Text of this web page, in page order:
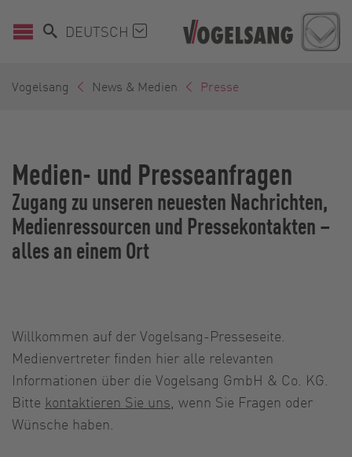
DEUTSCH
Vogelsang News & Medien Presse
Medien- und Presseanfragen
Zugang zu unseren neuesten Nachrichten,
Medienressourcen und Pressekontakten –
alles an einem Ort
Willkommen auf der Vogelsang-Presseseite.
Medienvertreter finden hier alle relevanten
Informationen über die Vogelsang GmbH & Co. KG.
Bitte kontaktieren Sie uns , wenn Sie Fragen oder
Wünsche haben.